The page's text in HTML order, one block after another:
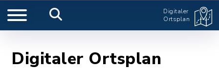
Digitaler
Ortsplan
Digitaler Ortsplan